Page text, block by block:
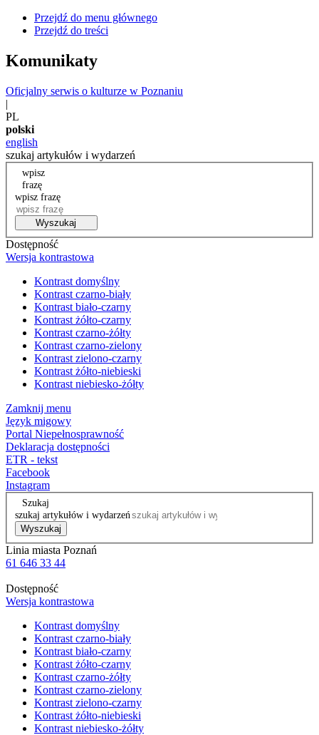
Przejdź do menu głównego
Przejdź do treści
Komunikaty
Oficjalny serwis o kulturze w Poznaniu
|
PL
polski
english
szukaj artykułów i wydarzeń
wpisz
frazę
wpisz frazę
Wyszukaj
Dostępność
Wersja kontrastowa
Kontrast domyślny
Kontrast czarno-biały
Kontrast biało-czarny
Kontrast żółto-czarny
Kontrast czarno-żółty
Kontrast czarno-zielony
Kontrast zielono-czarny
Kontrast żółto-niebieski
Kontrast niebiesko-żółty
Zamknij menu
Język migowy
Portal Niepełnosprawność
Deklaracja dostępności
ETR - tekst
Facebook
Instagram
Szukaj
szukaj artykułów i wydarzeń
Wyszukaj
Linia miasta Poznań
61 646 33 44
Dostępność
Wersja kontrastowa
Kontrast domyślny
Kontrast czarno-biały
Kontrast biało-czarny
Kontrast żółto-czarny
Kontrast czarno-żółty
Kontrast czarno-zielony
Kontrast zielono-czarny
Kontrast żółto-niebieski
Kontrast niebiesko-żółty